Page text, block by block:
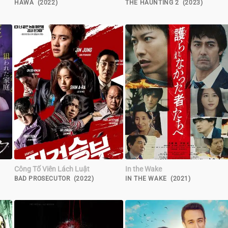
HAWA (2022) THE HAUNTING 2 (2023)
Công Tố Viên Lách Luật
BAD PROSECUTOR (2022)
In the Wake
IN THE WAKE (2021)